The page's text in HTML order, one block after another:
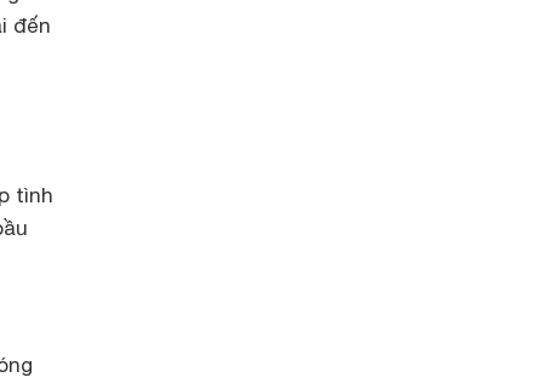
đến
tình